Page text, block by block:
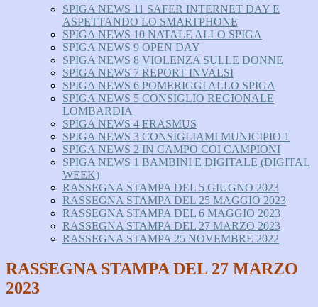
SPIGA NEWS 11 SAFER INTERNET DAY E
ASPETTANDO LO SMARTPHONE
SPIGA NEWS 10 NATALE ALLO SPIGA
SPIGA NEWS 9 OPEN DAY
SPIGA NEWS 8 VIOLENZA SULLE DONNE
SPIGA NEWS 7 REPORT INVALSI
SPIGA NEWS 6 POMERIGGI ALLO SPIGA
SPIGA NEWS 5 CONSIGLIO REGIONALE
LOMBARDIA
SPIGA NEWS 4 ERASMUS
SPIGA NEWS 3 CONSIGLIAMI MUNICIPIO 1
SPIGA NEWS 2 IN CAMPO COI CAMPIONI
SPIGA NEWS 1 BAMBINI E DIGITALE (DIGITAL
WEEK)
RASSEGNA STAMPA DEL 5 GIUGNO 2023
RASSEGNA STAMPA DEL 25 MAGGIO 2023
RASSEGNA STAMPA DEL 6 MAGGIO 2023
RASSEGNA STAMPA DEL 27 MARZO 2023
RASSEGNA STAMPA 25 NOVEMBRE 2022
RASSEGNA STAMPA DEL 27 MARZO
2023